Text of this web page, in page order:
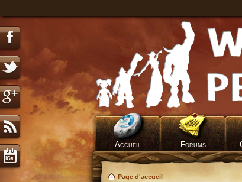
Accueil Forums
Page d'accueil